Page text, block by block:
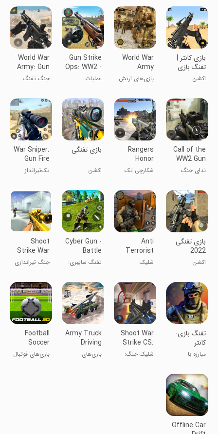
FPS
دلتا
بازی کانتر |
تفنگ بازی
اکشن
World War
Army
Games
Offline
بازی‌های ارتش
آفلاین
Gun Strike
Ops: WW2 -
World War II
عملیات
جهانی دوم -
تیرانداز FPS
جنگ جهانی
دوم
World War
Army: Gun
War Games
جنگ تفنگ:
Call of the
WW2 Gun
Games:
Counter
Duty
ندای جنگ
Rangers
Honor
Sniper
Shooting
شکارچی تک
نگهبان
بازی تفنگی
اکشن
War Sniper:
Gun Fire
Shot Game
تک‌تیرانداز
تیراندازی
‏بازی تفنگی
2022
اکشن
Anti
Terrorist
Sniper
شلیک
ضدتروریستی
Cyber Gun -
Battle
Royale
تفنگ سایبری:
Shoot
Strike War
Fire
جنگ تیراندازی
تفنگ بازی-
کانتر
مبارزه با
Shoot War
Strike CS:
Gun Games
شلیک جنگ:
Army Truck
Driving
Games 3D
بازی‌های
Football
Soccer
Offline
Games
بازی‌های فوتبال
Offline Car